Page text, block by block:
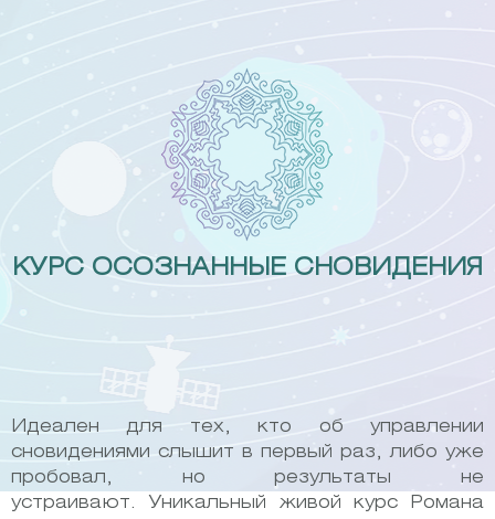
КУРС ОСОЗНАННЫЕ СНОВИДЕНИЯ
Идеален для тех, кто об управлении
сновидениями слышит в первый раз, либо уже
пробовал, но результаты не
устраивают. Уникальный живой курс Романа